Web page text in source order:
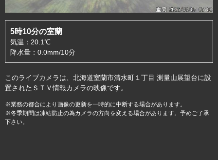
5時10分の室蘭
気温：20.1℃
降水量：0.0mm/10分
このライブカメラは、北海道室蘭市清水町１丁目 測量山展望台に設
置されたＳＴＶ情報カメラの映像です。
※業務の都合により画像の更新を一時的に中断する場合があります。
※冬季期間は凍結防止の為カメラの方向を変える場合があります。予めご了承
下さい。